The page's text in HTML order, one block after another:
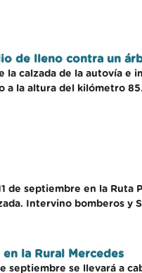
de lleno contra un
la calzada de la autovía e
la altura del kilómetro
septiembre en la Ruta
Intervino bomberos y
la Rural Mercedes
septiembre se llevará a